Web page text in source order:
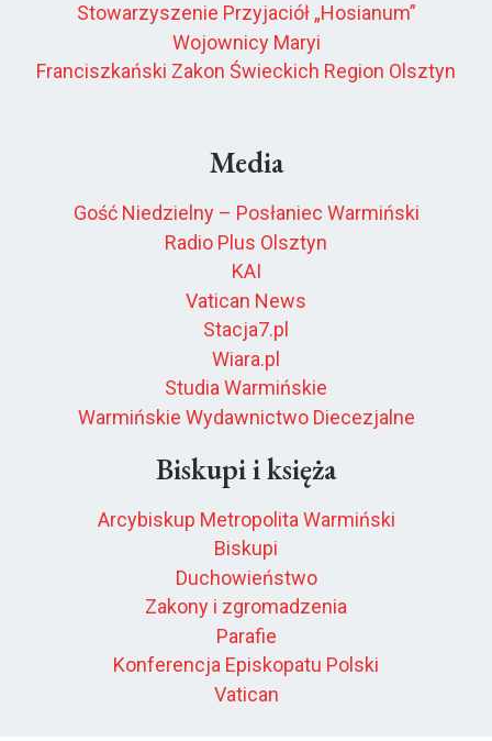
Stowarzyszenie Przyjaciół „Hosianum”
Wojownicy Maryi
Franciszkański Zakon Świeckich Region Olsztyn
Media
Gość Niedzielny – Posłaniec Warmiński
Radio Plus Olsztyn
KAI
Vatican News
Stacja7.pl
Wiara.pl
Studia Warmińskie
Warmińskie Wydawnictwo Diecezjalne
Biskupi i księża
Arcybiskup Metropolita Warmiński
Biskupi
Duchowieństwo
Zakony i zgromadzenia
Parafie
Konferencja Episkopatu Polski
Vatican